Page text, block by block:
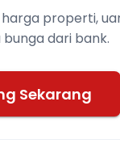
properti,
dari bank.
Sekarang